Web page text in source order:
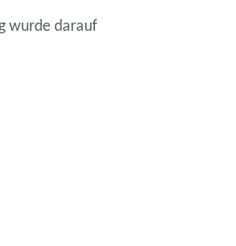
wurde darauf